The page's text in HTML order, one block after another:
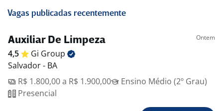
Vagas publicadas recentemente
Auxiliar De Limpeza Ontem
4,5 Gi Group
Salvador - BA
R$ 1.800,00 a R$ 1.900,00
Ensino Médio (2º Grau)
Presencial